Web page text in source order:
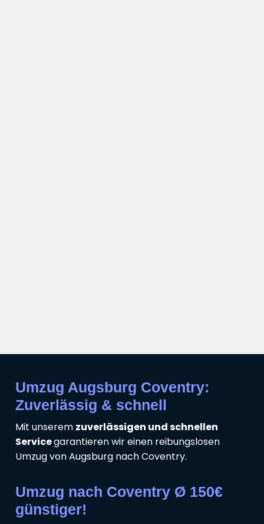
Umzug Augsburg Coventry:
Zuverlässig & schnell
Mit unserem zuverlässigen und schnellen
Servicegarantieren wir einen reibungslosen
Umzug von Augsburg nach Coventry.
Umzug nach Coventry Ø 150€
günstiger!